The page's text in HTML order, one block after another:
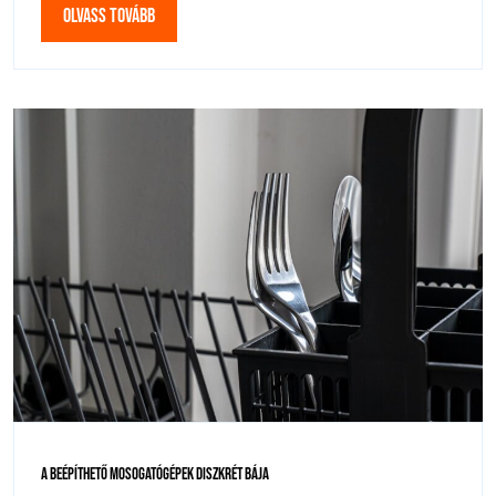
Olvass TovábbOlvass
Tovább
A Beépíthető Mosogatógépek Diszkrét BájaBeépíthető